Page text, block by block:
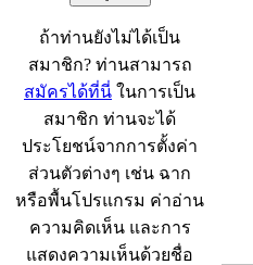
ถ้าท่านยังไม่ได้เป็น
สมาชิก? ท่านสามารถ
สมัครได้ที่นี่ ในการเป็น
สมาชิก ท่านจะได้
ประโยชน์จากการตั้งค่า
ส่วนตัวต่างๆ เช่น ฉาก
หรือพื้นโปรแกรม ค่าอ่าน
ความคิดเห็น และการ
แสดงความเห็นด้วยชื่อ